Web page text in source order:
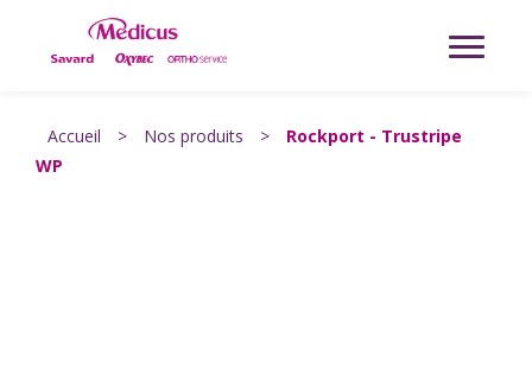
Accueil > Nos produits >
Rockport - Trustripe
WP